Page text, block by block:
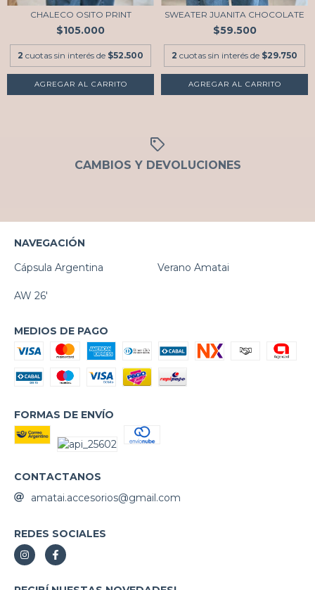
CHALECO OSITO PRINT
$105.000
2 cuotas sin interés de $52.500
SWEATER JUANITA CHOCOLATE
$59.500
2 cuotas sin interés de $29.750
CAMBIOS Y DEVOLUCIONES
NAVEGACIÓN
Cápsula Argentina
Verano Amatai
AW 26'
MEDIOS DE PAGO
FORMAS DE ENVÍO
CONTACTANOS
amatai.accesorios@gmail.com
REDES SOCIALES